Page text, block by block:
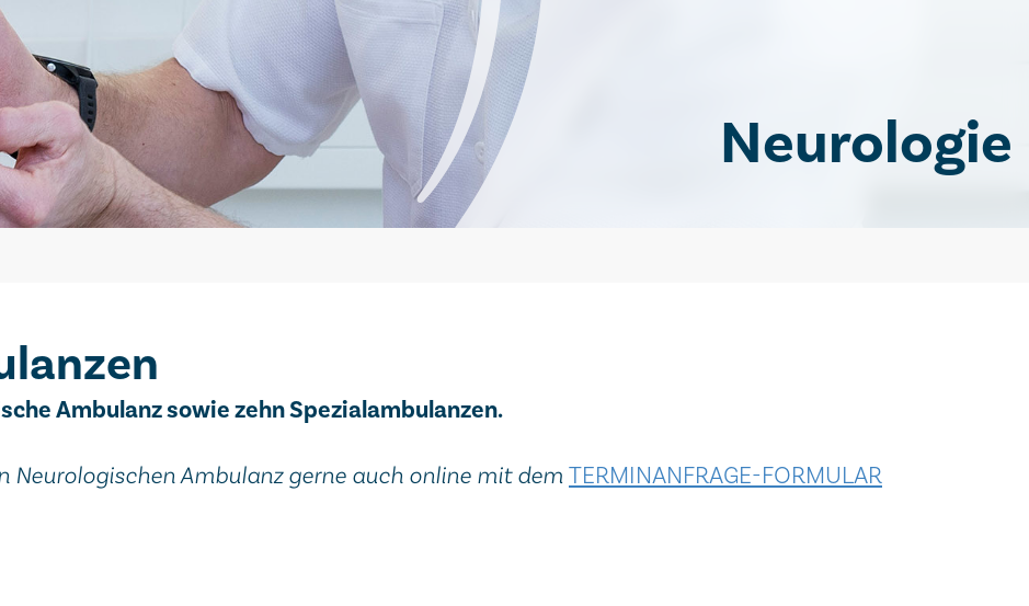
Neurologie
Ambulanz sowie zehn Spezialambulanzen.
Neurologischen Ambulanz gerne auch online mit dem TERMINANFRAGE-FORMULAR